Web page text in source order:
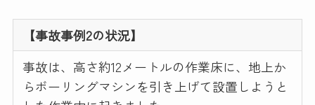
【事故事例2の状況】
事故は、高さ約12メートルの作業床に、地上か
らボーリングマシンを引き上げて設置しようと